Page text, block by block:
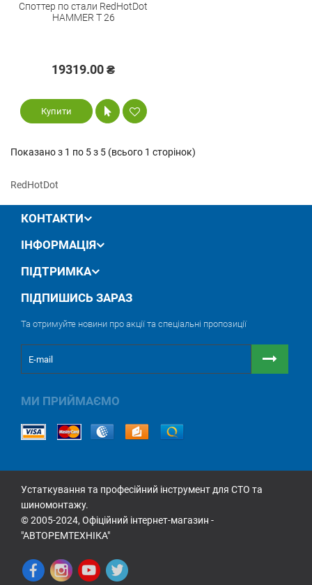
Споттер по стали RedHotDot
HAMMER T 26
19319.00 ₴
Купити
Показано з 1 по 5 з 5 (всього 1 сторінок)
RedHotDot
КОНТАКТИ
ІНФОРМАЦІЯ
ПІДТРИМКА
ПІДПИШИСЬ ЗАРАЗ
Та отримуйте новини про акції та спеціальні пропозиції
МИ ПРИЙМАЄМО
Устаткування та професійний інструмент для СТО та
шиномонтажу.
© 2005-2024, Офіційний інтернет-магазин -
"АВТОРЕМТЕХНІКА"